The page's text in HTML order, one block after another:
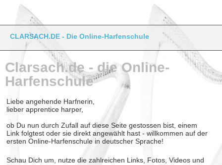
CLARSACH.DE - Die Online-Harfenschule
Clarsach.de - die Online-
Harfenschule
Liebe angehende Harfnerin,
lieber apprentice harper,
ob Du nun durch Zufall auf diese Seite gestossen bist, einem
Link folgtest oder sie direkt angewählt hast - willkommen auf der
ersten Online-Harfenschule in deutscher Sprache!
Schau Dich um, nutze die zahlreichen Links, Fotos, Videos und